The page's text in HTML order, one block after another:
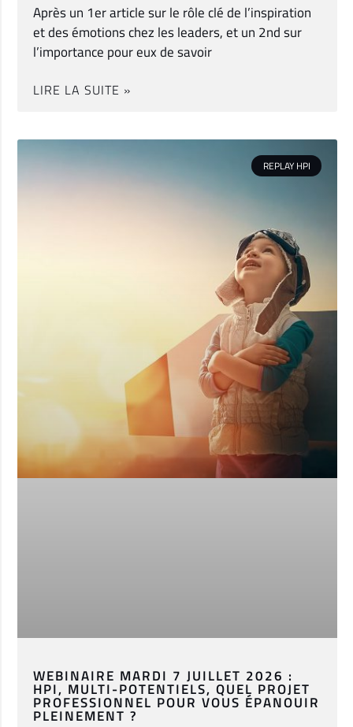
Après un 1er article sur le rôle clé de l’inspiration
et des émotions chez les leaders, et un 2nd sur
l’importance pour eux de savoir
LIRE LA SUITE »
REPLAY HPI
WEBINAIRE MARDI 7 JUILLET 2026 :
HPI, MULTI-POTENTIELS, QUEL PROJET
PROFESSIONNEL POUR VOUS ÉPANOUIR
PLEINEMENT ?